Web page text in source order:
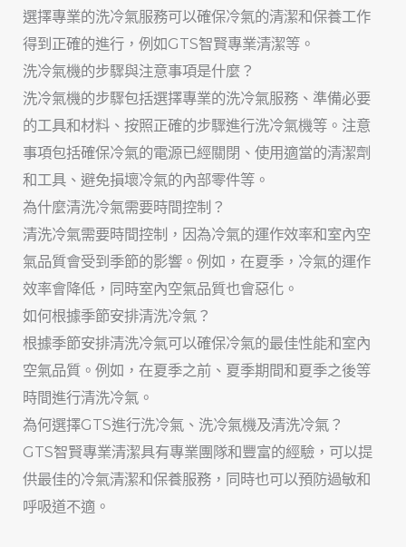
選擇專業的洗冷氣服務可以確保冷氣的清潔和保養工作
得到正確的進行，例如GTS智賢專業清潔等。
洗冷氣機的步驟與注意事項是什麼？
洗冷氣機的步驟包括選擇專業的洗冷氣服務、準備必要
的工具和材料、按照正確的步驟進行洗冷氣機等。注意
事項包括確保冷氣的電源已經關閉、使用適當的清潔劑
和工具、避免損壞冷氣的內部零件等。
為什麼清洗冷氣需要時間控制？
清洗冷氣需要時間控制，因為冷氣的運作效率和室內空
氣品質會受到季節的影響。例如，在夏季，冷氣的運作
效率會降低，同時室內空氣品質也會惡化。
如何根據季節安排清洗冷氣？
根據季節安排清洗冷氣可以確保冷氣的最佳性能和室內
空氣品質。例如，在夏季之前、夏季期間和夏季之後等
時間進行清洗冷氣。
為何選擇GTS進行洗冷氣、洗冷氣機及清洗冷氣？
GTS智賢專業清潔具有專業團隊和豐富的經驗，可以提
供最佳的冷氣清潔和保養服務，同時也可以預防過敏和
呼吸道不適。